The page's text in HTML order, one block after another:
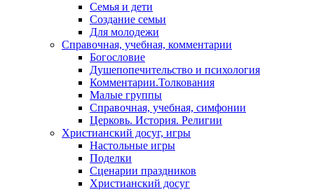
Семья и дети
Создание семьи
Для молодежи
Справочная, учебная, комментарии
Богословие
Душепопечительство и психология
Комментарии.Толкования
Малые группы
Справочная, учебная, симфонии
Церковь. История. Религии
Христианский досуг, игры
Настольные игры
Поделки
Сценарии праздников
Христианский досуг